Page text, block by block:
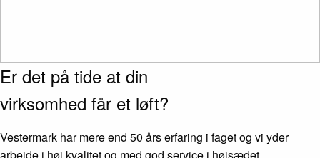
Er det på tide at din
virksomhed får et løft?
Vestermark har mere end 50 års erfaring i faget og vi yder